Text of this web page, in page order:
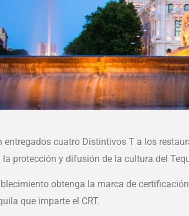
entregados cuatro Distintivos T a los
protección y difusión de la cultura del
obtenga la marca de
que imparte el CRT.